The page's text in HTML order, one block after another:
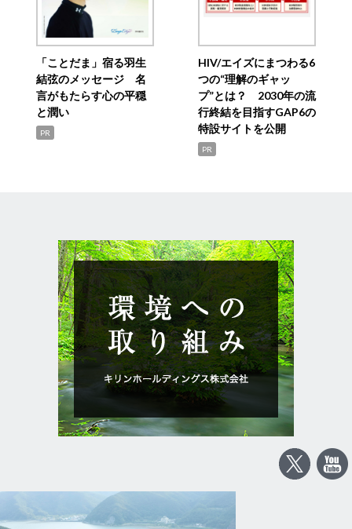
「ことだま」宿る羽生
結弦のメッセージ 名
言がもたらす心の平穏
と潤い
PR
HIV/エイズにまつわる6
つの“理解のギャッ
プ”とは？ 2030年の流
行終結を目指すGAP6の
特設サイトを公開
PR